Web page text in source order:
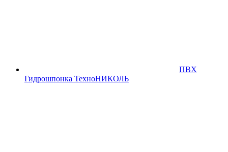
ПВХ
Гидрошпонка ТехноНИКОЛЬ